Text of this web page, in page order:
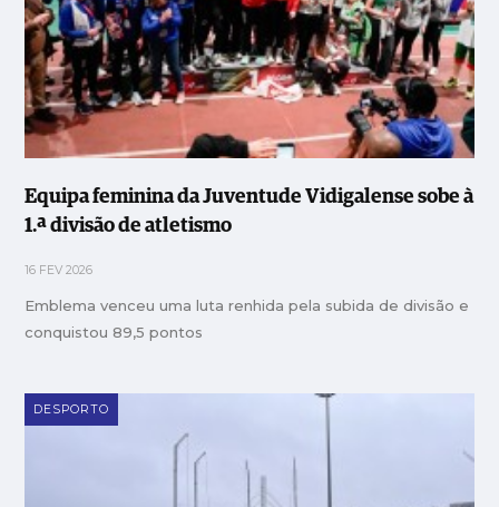
Equipa feminina da Juventude Vidigalense sobe à
1.ª divisão de atletismo
16 FEV 2026
Emblema venceu uma luta renhida pela subida de divisão e
conquistou 89,5 pontos
DESPORTO